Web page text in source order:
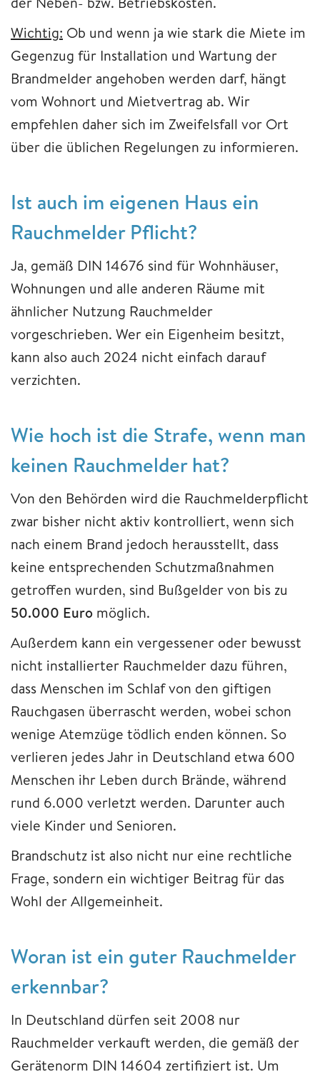
Wichtig: Ob und wenn ja wie stark die Miete im
Gegenzug für Installation und Wartung der
Brandmelder angehoben werden darf, hängt
vom Wohnort und Mietvertrag ab. Wir
empfehlen daher sich im Zweifelsfall vor Ort
über die üblichen Regelungen zu informieren.
Ist auch im eigenen Haus ein
Rauchmelder Pflicht?
Ja, gemäß DIN 14676 sind für Wohnhäuser,
Wohnungen und alle anderen Räume mit
ähnlicher Nutzung Rauchmelder
vorgeschrieben. Wer ein Eigenheim besitzt,
kann also auch 2024 nicht einfach darauf
verzichten.
Wie hoch ist die Strafe, wenn man
keinen Rauchmelder hat?
Von den Behörden wird die Rauchmelderpflicht
zwar bisher nicht aktiv kontrolliert, wenn sich
nach einem Brand jedoch herausstellt, dass
keine entsprechenden Schutzmaßnahmen
getroffen wurden, sind Bußgelder von bis zu
50.000 Euro möglich.
Außerdem kann ein vergessener oder bewusst
nicht installierter Rauchmelder dazu führen,
dass Menschen im Schlaf von den giftigen
Rauchgasen überrascht werden, wobei schon
wenige Atemzüge tödlich enden können. So
verlieren jedes Jahr in Deutschland etwa 600
Menschen ihr Leben durch Brände, während
rund 6.000 verletzt werden. Darunter auch
viele Kinder und Senioren.
Brandschutz ist also nicht nur eine rechtliche
Frage, sondern ein wichtiger Beitrag für das
Wohl der Allgemeinheit.
Woran ist ein guter Rauchmelder
erkennbar?
In Deutschland dürfen seit 2008 nur
Rauchmelder verkauft werden, die gemäß der
Gerätenorm DIN 14604 zertifiziert ist. Um